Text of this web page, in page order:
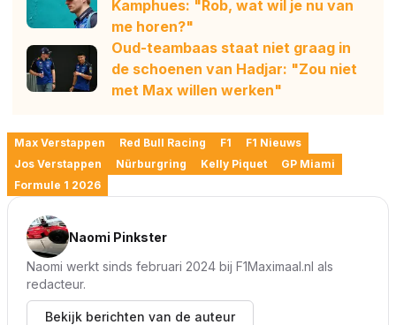
Kamphues: "Rob, wat wil je nu van
me horen?"
Oud-teambaas staat niet graag in
de schoenen van Hadjar: "Zou niet
met Max willen werken"
Max Verstappen Red Bull Racing F1
F1 Nieuws
Jos Verstappen
Nürburgring Kelly Piquet
GP Miami
Formule 1 2026
Naomi Pinkster
Naomi werkt sinds februari 2024 bij F1Maximaal.nl als
redacteur.
Bekijk berichten van de auteur